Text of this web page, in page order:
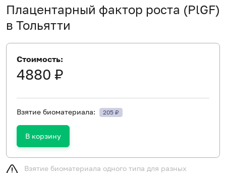
Плацентарный фактор роста (PlGF)
в Тольятти
Стоимость:
4880 ₽
Взятие биоматериала: 205 ₽
В корзину
Взятие биоматериала одного типа для разных